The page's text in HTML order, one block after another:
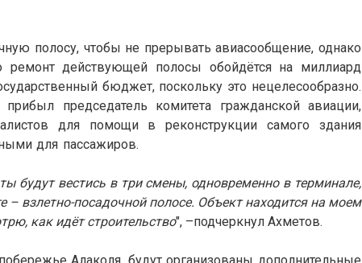
полосу, чтобы не прерывать авиасообщение, однако
действующей полосы обойдётся на миллиард
бюджет, поскольку это нецелесообразно.
председатель комитета гражданской авиации,
для помощи в реконструкции самого здания
для пассажиров.
будут вестись в три смены, одновременно в терминале,
– взлетно-посадочной полосе. Объект находится на моем
как идёт строительство", –подчеркнул Ахметов.